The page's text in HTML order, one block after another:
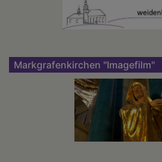
Markgrafenkirchen "Imagefilm"